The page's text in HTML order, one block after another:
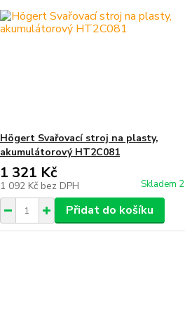
Högert Svařovací stroj na plasty,
akumulátorový HT2C081
1 321 Kč
1 092 Kč bez DPH Skladem 2
Přidat do košíku